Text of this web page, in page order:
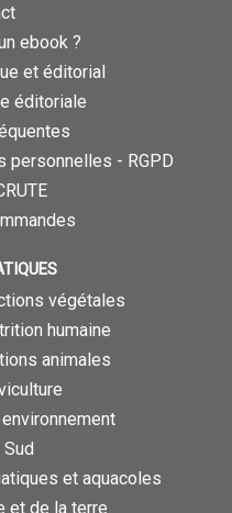
ebook ?
et éditorial
éditoriale
personnelles - RGPD
végétales
humaine
animales
et aquacoles
et de la terre